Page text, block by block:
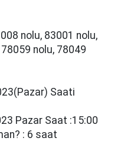
nolu, 83001 nolu,
nolu, 78049
Saati
Pazar Saat :15:00
: 6 saat